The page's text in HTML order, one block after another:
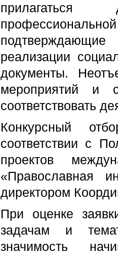
прилагаться
реализации
документы.
мероприятий и
соответствовать
Конкурсный
соответствии с
проектов
«Православная
директором
При оценке
задачам и
значимость